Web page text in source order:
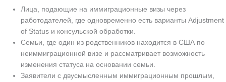
Лица, подающие на иммиграционные визы через
работодателей, где одновременно есть варианты Adjustment
of Status и консульской обработки.
Семьи, где один из родственников находится в США по
неиммиграционной визе и рассматривает возможность
изменения статуса на основании семьи.
Заявители с двусмысленным иммиграционным прошлым,